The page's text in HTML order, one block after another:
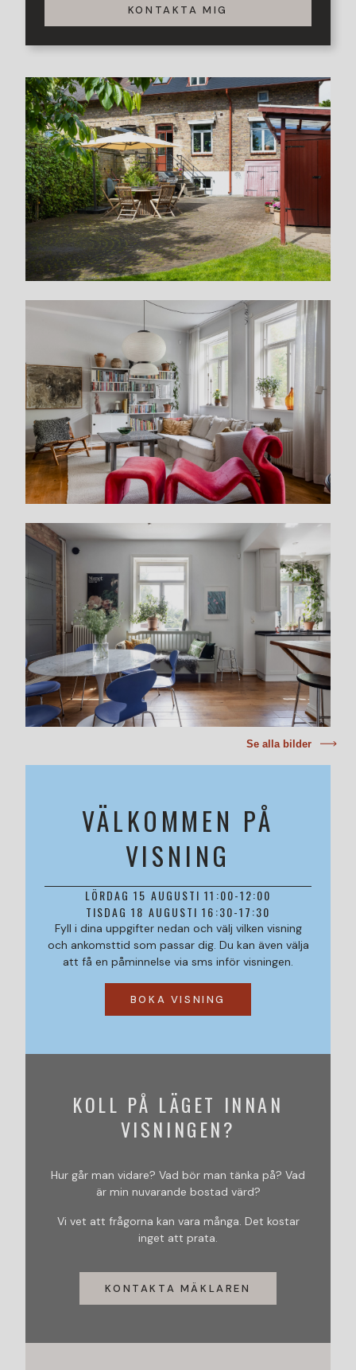
KONTAKTA MIG
Se alla bilder
KOLL PÅ LÄGET INNAN
VISNINGEN?
Hur går man vidare? Vad bör man tänka på? Vad
är min nuvarande bostad värd?
Vi vet att frågorna kan vara många. Det kostar
inget att prata.
KONTAKTA MÄKLAREN
VÄLKOMMEN PÅ
VISNING
LÖRDAG 15 AUGUSTI 11:00-12:00
TISDAG 18 AUGUSTI 16:30-17:30
Fyll i dina uppgifter nedan och välj vilken visning
och ankomsttid som passar dig. Du kan även välja
att få en påminnelse via sms inför visningen.
BOKA VISNING